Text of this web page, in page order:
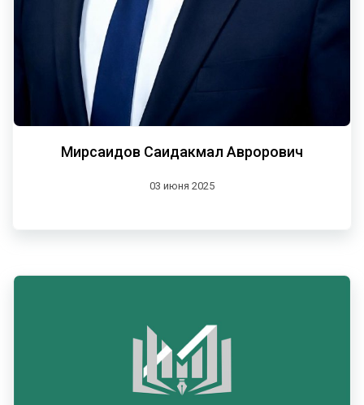
Мирсаидов Саидакмал Аврорович
03 июня 2025